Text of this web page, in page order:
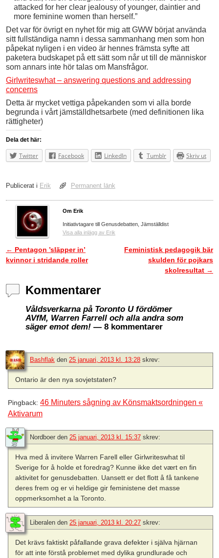
attacked for her clear jealousy of younger, daintier and
more feminine women than herself.”
Det var för övrigt en nyhet för mig att GWW börjat använda
sitt fullständiga namn i dessa sammanhang men som hon
påpekat nyligen i en video är hennes främsta syfte att
paketera budskapet på ett sätt som når ut till de människor
som annars inte hör talas om Mansfrågor.
Girlwriteswhat – answering questions and addressing
concerns
Detta är mycket vettiga påpekanden som vi alla borde
begrunda i vårt jämställdhetsarbete (med definitionen lika
rättigheter)
Dela det här:
Twitter Facebook LinkedIn Tumblr Skriv ut
Publicerat i Erik Permanent länk
Om Erik
Initiativtagare till Genusdebatten, Jämställdist
Visa alla inlägg av Erik
Inläggsnavigering
← Pentagon ’släpper in’
kvinnor i stridande roller
Feministisk pedagogik bär
skulden för pojkars
skolresultat →
Kommentarer
Våldsverkarna på Toronto U fördömer
AVfM, Warren Farrell och alla andra som
säger emot dem! — 8 kommentarer
Bashflak den 25 januari, 2013 kl. 13:28 skrev:
Ontario är den nya sovjetstaten?
Pingback: 46 Minuters sågning av Könsmaktsordningen «
Aktivarum
Nordboer den 25 januari, 2013 kl. 15:37 skrev:
Hva med å invitere Warren Farell eller Girlwriteswhat til
Sverige for å holde et foredrag? Kunne ikke det vært en fin
aktivitet for genusdebatten. Uansett er det flott å få tankene
deres frem og er vi heldige gir feministene det masse
oppmerksomhet a la Toronto.
Liberalen den 25 januari, 2013 kl. 20:27 skrev:
Det krävs faktiskt påfallande grava defekter i själva hjärnan
för att inte förstå problemet med dylika grundlurade och